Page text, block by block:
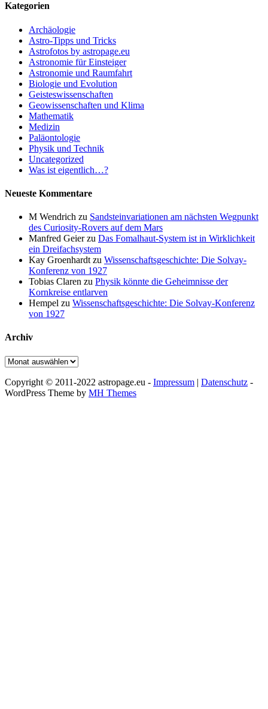
Kategorien
Archäologie
Astro-Tipps und Tricks
Astrofotos by astropage.eu
Astronomie für Einsteiger
Astronomie und Raumfahrt
Biologie und Evolution
Geisteswissenschaften
Geowissenschaften und Klima
Mathematik
Medizin
Paläontologie
Physik und Technik
Uncategorized
Was ist eigentlich…?
Neueste Kommentare
M Wendrich zu Sandsteinvariationen am nächsten Wegpunkt
des Curiosity-Rovers auf dem Mars
Manfred Geierzu Das Fomalhaut-System ist in Wirklichkeit
ein Dreifachsystem
Kay Groenhardt zu Wissenschaftsgeschichte: Die Solvay-
Konferenz von 1927
Tobias Claren zu Physik könnte die Geheimnisse der
Kornkreise entlarven
Hempel zu Wissenschaftsgeschichte: Die Solvay-Konferenz
von 1927
Archiv
Archiv
Copyright © 2011-2022 astropage.eu - Impressum | Datenschutz -
WordPress Theme by MH Themes